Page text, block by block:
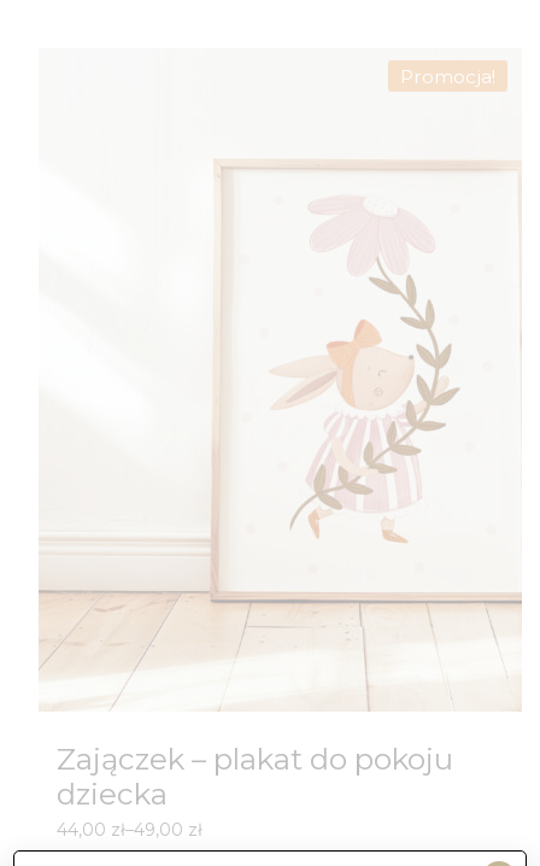
Promocja!
Zajączek – plakat do pokoju
dziecka
44,00 zł–49,00 zł
Zakres
cen: